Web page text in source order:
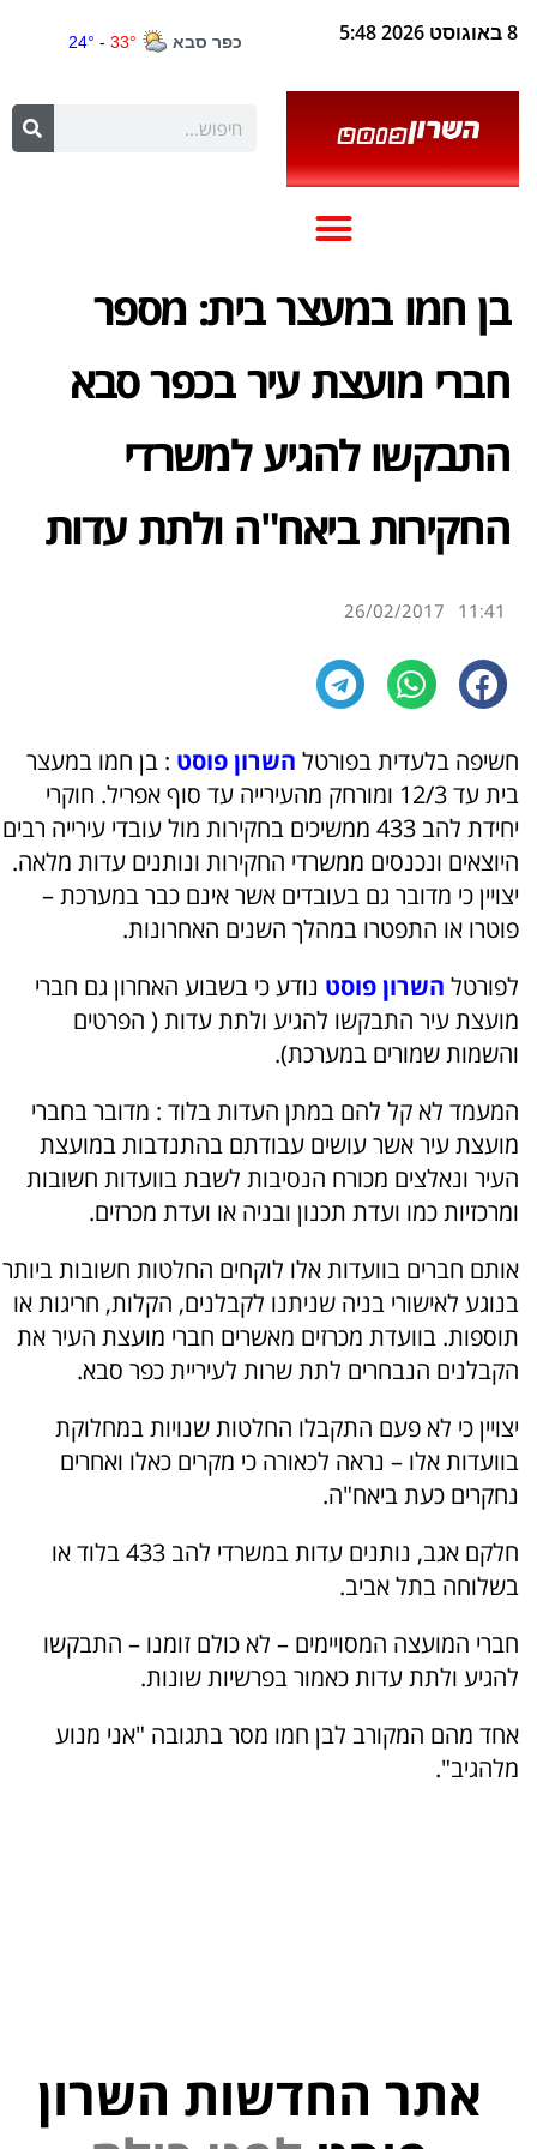
8 באוגוסט 2026 5:48
בן חמו במעצר בית: מספר
חברי מועצת עיר בכפר סבא
התבקשו להגיע למשרדי
החקירות ביאח"ה ולתת עדות
11:41
26/02/2017
חשיפה בלעדית בפורטל השרון פוסט : בן חמו במעצר
בית עד 12/3 ומורחק מהעירייה עד סוף אפריל. חוקרי
יחידת להב 433 ממשיכים בחקירות מול עובדי עירייה רבים
היוצאים ונכנסים ממשרדי החקירות ונותנים עדות מלאה.
יצויין כי מדובר גם בעובדים אשר אינם כבר במערכת –
פוטרו או התפטרו במהלך השנים האחרונות.
לפורטל השרון פוסט נודע כי בשבוע האחרון גם חברי
מועצת עיר התבקשו להגיע ולתת עדות ( הפרטים
והשמות שמורים במערכת).
המעמד לא קל להם במתן העדות בלוד : מדובר בחברי
מועצת עיר אשר עושים עבודתם בהתנדבות במועצת
העיר ונאלצים מכורח הנסיבות לשבת בוועדות חשובות
ומרכזיות כמו ועדת תכנון ובניה או ועדת מכרזים.
אותם חברים בוועדות אלו לוקחים החלטות חשובות ביותר
בנוגע לאישורי בניה שניתנו לקבלנים, הקלות, חריגות או
תוספות. בוועדת מכרזים מאשרים חברי מועצת העיר את
הקבלנים הנבחרים לתת שרות לעיריית כפר סבא.
יצויין כי לא פעם התקבלו החלטות שנויות במחלוקת
בוועדות אלו – נראה לכאורה כי מקרים כאלו ואחרים
נחקרים כעת ביאח"ה.
חלקם אגב, נותנים עדות במשרדי להב 433 בלוד או
בשלוחה בתל אביב.
חברי המועצה המסויימים – לא כולם זומנו – התבקשו
להגיע ולתת עדות כאמור בפרשיות שונות.
אחד מהם המקורב לבן חמו מסר בתגובה "אני מנוע
מלהגיב".
אתר החדשות השרון